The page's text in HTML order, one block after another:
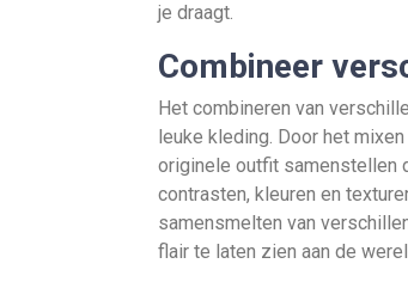
je draagt.
Combineer
Het combineren van
leuke kleding. Door het
originele outfit samenstellen
contrasten, kleuren en
samensmelten van
flair te laten zien aan de